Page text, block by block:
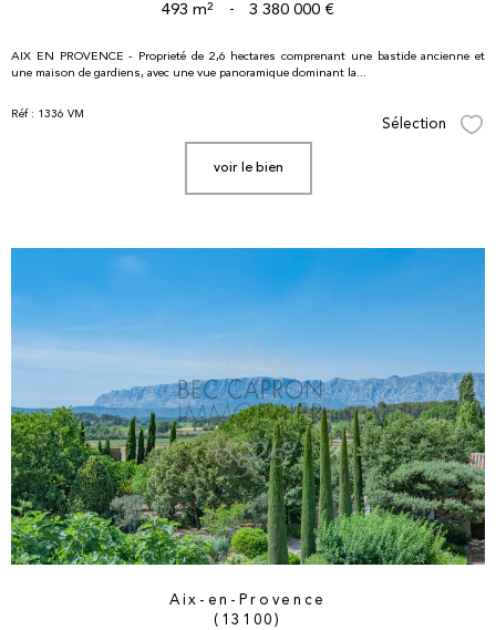
493 m² - 3 380 000 €
AIX EN PROVENCE - Proprieté de 2,6 hectares comprenant une bastide ancienne et
une maison de gardiens, avec une vue panoramique dominant la...
Réf : 1336 VM
Sélection
voir le bien
Aix-en-Provence
(13100)